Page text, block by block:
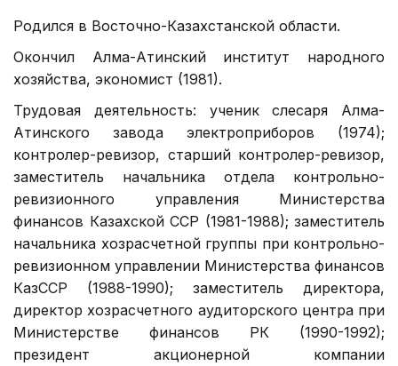
Родился в Восточно-Казахстанской области.
Окончил Алма-Атинский институт народного
хозяйства, экономист (1981).
Трудовая деятельность: ученик слесаря Алма-
Атинского завода электроприборов (1974);
контролер-ревизор, старший контролер-ревизор,
заместитель начальника отдела контрольно-
ревизионного управления Министерства
финансов Казахской ССР (1981-1988); заместитель
начальника хозрасчетной группы при контрольно-
ревизионном управлении Министерства финансов
КазССР (1988-1990); заместитель директора,
директор хозрасчетного аудиторского центра при
Министерстве финансов РК (1990-1992);
президент акционерной компании